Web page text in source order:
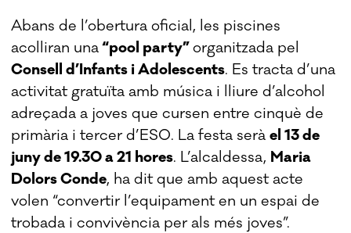
Abans de l’obertura oficial, les piscines
acolliran una“pool party”organitzada pel
Consell d’Infants i Adolescents. Es tracta d’una
activitat gratuïta amb música i lliure d’alcohol
adreçada a joves que cursen entre cinquè de
primària i tercer d’ESO. La festa seràel 13 de
juny de 19.30 a 21 hores. L’alcaldessa, Maria
Dolors Conde, ha dit que amb aquest acte
volen “convertir l’equipament en un espai de
trobada i convivència per als més joves”.